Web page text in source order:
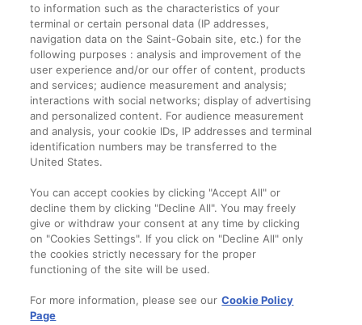
Informații legale
Termeni și condiții
Companie
Despre noi
Contact
to information such as the characteristics of your
terminal or certain personal data (IP addresses,
navigation data on the Saint-Gobain site, etc.) for the
following purposes : analysis and improvement of the
user experience and/or our offer of content, products
and services; audience measurement and analysis;
interactions with social networks; display of advertising
and personalized content. For audience measurement
and analysis, your cookie IDs, IP addresses and terminal
identification numbers may be transferred to the
United States.
You can accept cookies by clicking "Accept All" or
decline them by clicking "Decline All". You may freely
give or withdraw your consent at any time by clicking
on "Cookies Settings". If you click on "Decline All" only
the cookies strictly necessary for the proper
functioning of the site will be used.
For more information, please see our Cookie Policy
Page